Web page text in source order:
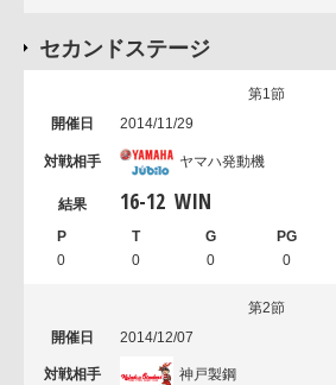
セカンドステージ
第1節
2014/11/29
ヤマハ発動機
16-12 WIN
0 0 0 0
第2節
2014/12/07
神戸製鋼